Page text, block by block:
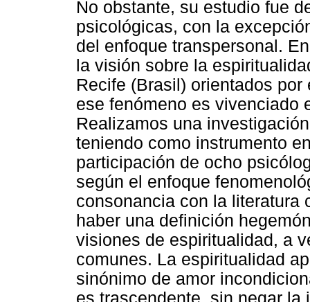
No obstante, su estudio fue
psicológicas, con la
del enfoque transpersonal.
la visión sobre la
Recife (Brasil) orientados
ese fenómeno es vivenciado
Realizamos una
teniendo como instrumento
participación de ocho
según el enfoque
consonancia con la literatura
haber una definición
visiones de espiritualidad, a
comunes. La espiritualidad
sinónimo de amor
es trascendente, sin negar